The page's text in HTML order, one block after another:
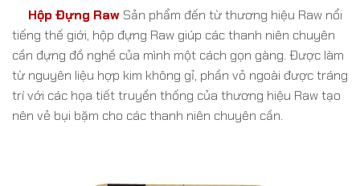
Hộp Đựng Raw Sản phẩm đến từ thương hiệu Raw nổi
tiếng thế giới, hộp đựng Raw giúp các thanh niên chuyên
cần đựng đồ nghề của mình một cách gọn gàng. Được làm
từ nguyên liệu hợp kim không gỉ, phần vỏ ngoài được tráng
trí với các họa tiết truyền thống của thương hiệu Raw tạo
nên vẻ bụi bặm cho các thanh niên chuyên cần.